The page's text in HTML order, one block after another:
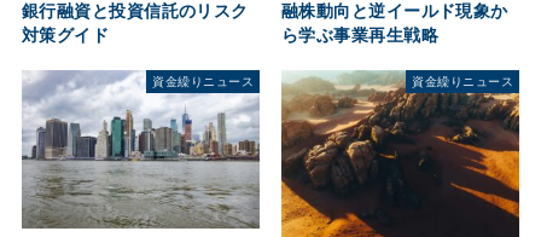
銀行融資と投資信託のリスク
対策グイド
融株動向と逆イールド現象か
ら学ぶ事業再生戦略
資金繰りニュース 資金繰りニュース